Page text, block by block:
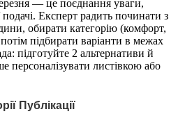
— це поєднання уваги,
Експерт радить починати з
обирати категорію (комфорт,
підбирати варіанти в межах
підготуйте 2 альтернативи й
персоналізувати листівкою або
Публікації